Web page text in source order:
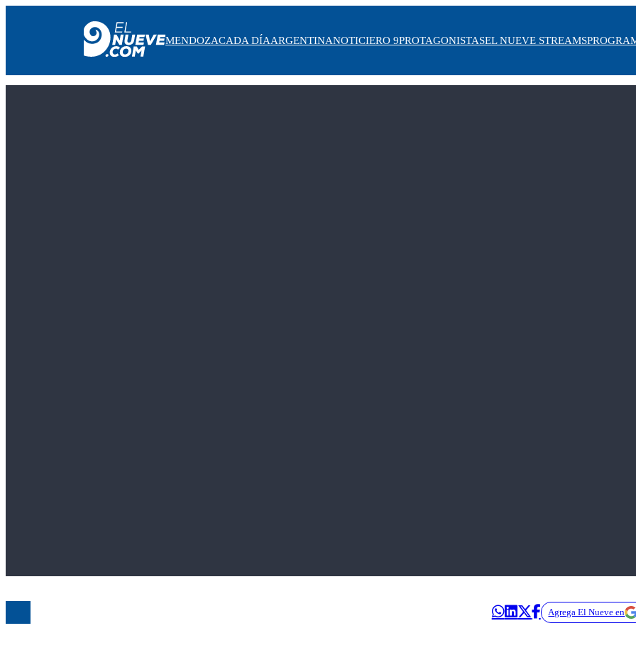
MENDOZACADA DÍAARGENTINANOTICIERO 9PROTAGONISTASEL NUEVE STREAMS
Agrega El Nueve en